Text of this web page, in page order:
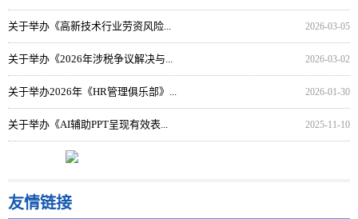
关于举办《高新技术行业劳资风险... 2026-03-05
关于举办《2026年涉税争议解决与... 2026-03-02
关于举办2026年《HR管理俱乐部》... 2026-01-30
关于举办《AI辅助PPT呈现有效表... 2025-11-10
友情链接